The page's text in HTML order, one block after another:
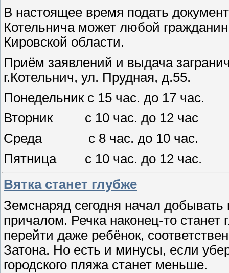
В настоящее время подать
Котельнича может любой
Кировской области.
Приём заявлений и выдача
г.Котельнич, ул. Прудная, д.55.
Понедельник с 15 час. до 17 час.
Вторник
с 10 час. до 12 час
Среда
с 8 час. до 10 час.
Пятница
с 10 час. до 12 час.
Вятка станет глубже
Земснаряд сегодня начал добывать
причалом. Речка наконец-то станет
перейти даже ребёнок,
Затона. Но есть и минусы, если
городского пляжа станет меньше.